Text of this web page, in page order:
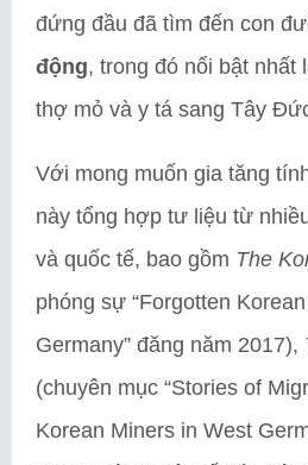
đứng đầu đã tìm đến con
động, trong đó nổi bật
thợ mỏ và y tá sang Tây
Với mong muốn gia tăng
này tổng hợp tư liệu từ
và quốc tế, bao gồm The
phóng sự “Forgotten
Germany” đăng năm 2017),
(chuyên mục “Stories of
Korean Miners in West